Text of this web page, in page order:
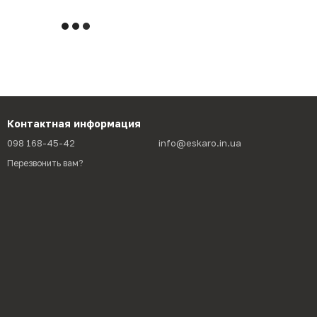
Контактная информация
098 168-45-42
Перезвонить вам?
info@eskaro.in.ua